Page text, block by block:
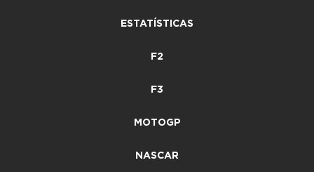
ESTATÍSTICAS
F2
F3
MOTOGP
NASCAR